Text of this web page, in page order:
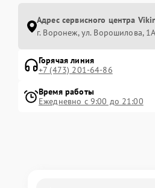
Адрес сервисного центра
г. Воронеж, ул. Ворошилова, 1А
Горячая линия
+7 (473) 201-64-86
Время работы
Ежедневно с 9:00 до 21:00